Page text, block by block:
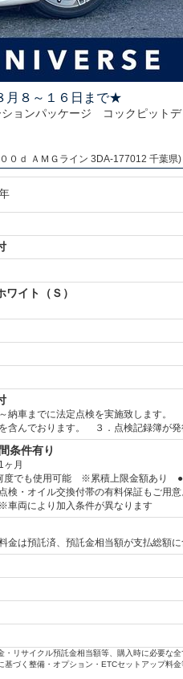
月８～１６日まで★
ョンパッケージ コックピット
０ｄ ＡＭＧライン 3DA-177012 千葉県)
ワイト（Ｓ）
納車までに法定点検を実施致します。
含んでおります。 ３．点検記録簿が発
条件有り
ヶ月
度でも使用可能 ※累積上限金額あり
検・オイル交換付帯の有料保証もご用
両により加入条件が異なります
金は預託済、預託金相当額が支払総額に
リサイクル預託金相当額等、購入時に必要な
づく整備・オプション・ETCセットアップ料金